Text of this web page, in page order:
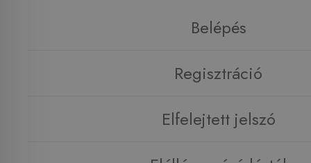
Belépés
Regisztráció
Elfelejtett jelszó